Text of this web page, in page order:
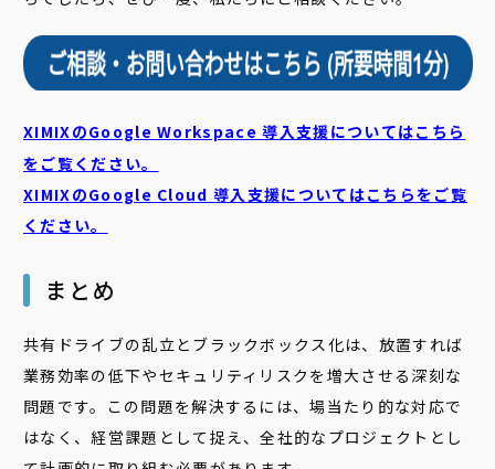
XIMIXのGoogle Workspace 導入支援についてはこちら
をご覧ください。
XIMIXのGoogle Cloud 導入支援についてはこちらをご覧
ください。
まとめ
共有ドライブの乱立とブラックボックス化は、放置すれば
業務効率の低下やセキュリティリスクを増大させる深刻な
問題です。この問題を解決するには、場当たり的な対応で
はなく、経営課題として捉え、全社的なプロジェクトとし